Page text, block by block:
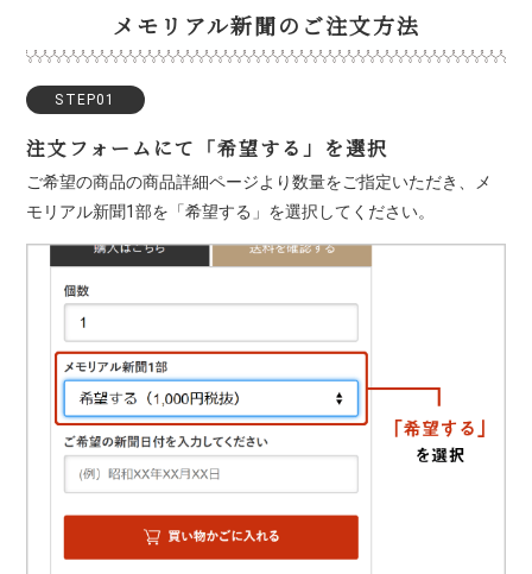
メモリアル新聞のご注文方法
STEP01
注文フォームにて「希望する」を選択
ご希望の商品の商品詳細ページより数量をご指定いただき、メ
モリアル新聞1部を「希望する」を選択してください。